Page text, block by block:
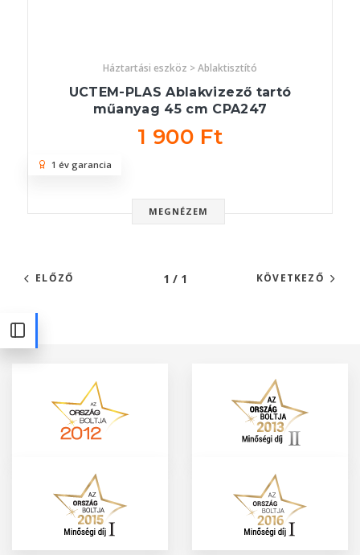
Háztartási eszköz > Ablaktisztító
UCTEM-PLAS Ablakvizező tartó
műanyag 45 cm CPA247
1 900 Ft
MEGNÉZEM
1 év garancia
ELŐZŐ 1 / 1 KÖVETKEZŐ